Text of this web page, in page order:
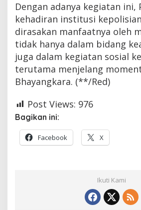
Dengan adanya kegiatan
kehadiran institusi
dirasakan manfaatnya oleh
tidak hanya dalam bidang
juga dalam kegiatan sosial
terutama menjelang
Bhayangkara. (**/Red)
Post Views: 976
Bagikan ini:
Facebook X
Ikuti Kami